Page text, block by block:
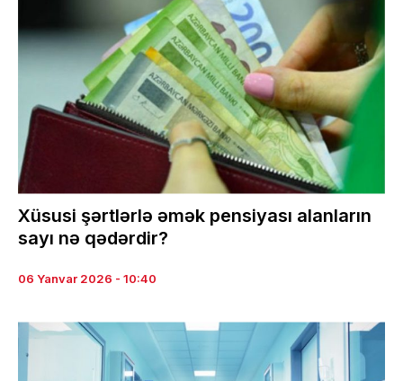
Xüsusi şərtlərlə əmək pensiyası alanların
sayı nə qədərdir?
06 Yanvar 2026 - 10:40